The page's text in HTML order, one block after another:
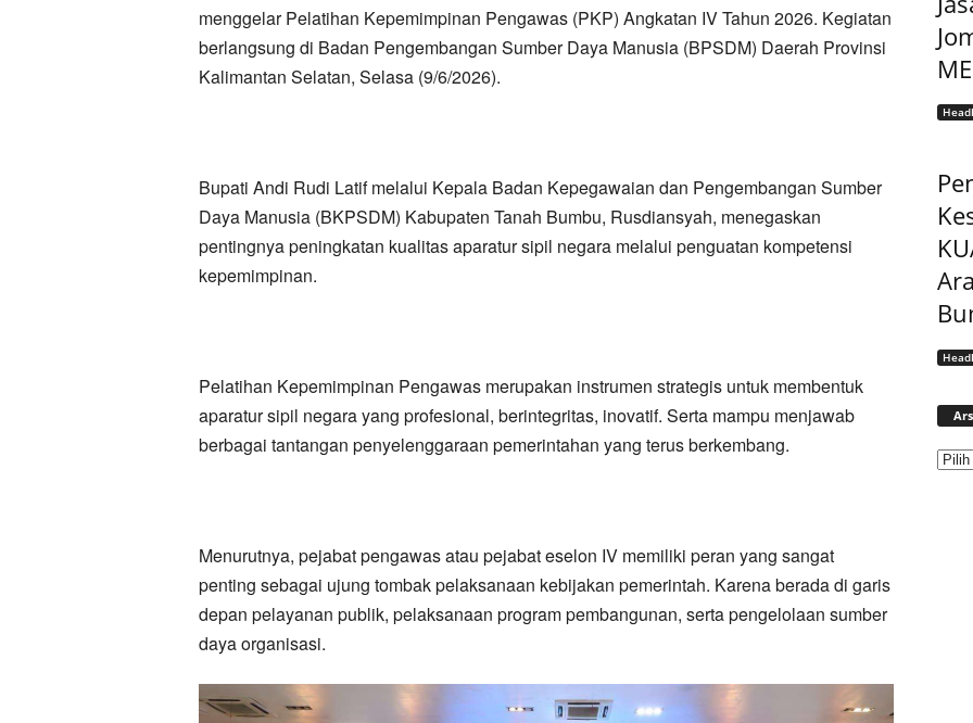
menggelar Pelatihan Kepemimpinan Pengawas (PKP) Angkatan IV Tahun 2026. Kegiatan
berlangsung di Badan Pengembangan Sumber Daya Manusia (BPSDM) Daerah Provinsi
Kalimantan Selatan, Selasa (9/6/2026).
Bupati Andi Rudi Latif melalui Kepala Badan Kepegawaian dan Pengembangan Sumber
Daya Manusia (BKPSDM) Kabupaten Tanah Bumbu, Rusdiansyah, menegaskan
pentingnya peningkatan kualitas aparatur sipil negara melalui penguatan kompetensi
kepemimpinan.
Pelatihan Kepemimpinan Pengawas merupakan instrumen strategis untuk membentuk
aparatur sipil negara yang profesional, berintegritas, inovatif. Serta mampu menjawab
berbagai tantangan penyelenggaraan pemerintahan yang terus berkembang.
Menurutnya, pejabat pengawas atau pejabat eselon IV memiliki peran yang sangat
penting sebagai ujung tombak pelaksanaan kebijakan pemerintah. Karena berada di garis
depan pelayanan publik, pelaksanaan program pembangunan, serta pengelolaan sumber
daya organisasi.